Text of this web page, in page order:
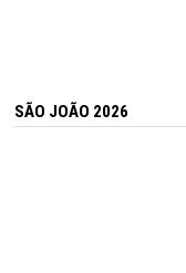
SÃO JOÃO 2026